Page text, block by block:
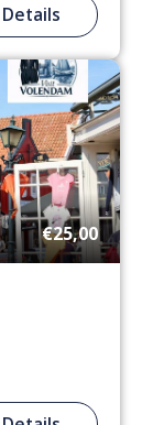
Details
€25,00